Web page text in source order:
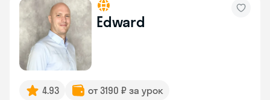
Edward
4.93
от 3190 ₽ за урок